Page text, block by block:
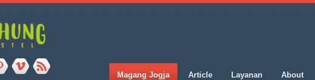
Magang Jogja Article Layanan About